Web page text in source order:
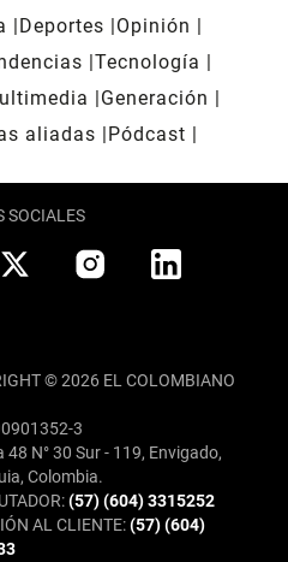
Deportes
Opinión
Tecnología
Generación
aliadas
Pódcast
SOCIALES
© 2026 EL COLOMBIANO
3
48 N° 30 Sur - 119, Envigado,
Colombia.
(57) (604) 3315252
AL CLIENTE:(57) (604)